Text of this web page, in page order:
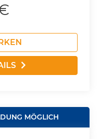
MÖGLICH